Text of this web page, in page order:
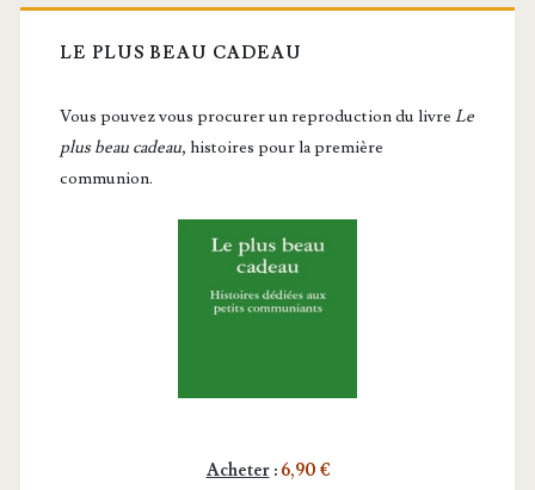
LE PLUS BEAU CADEAU
Vous pou­vez vous pro­cu­rer un repro­duc­tion du livre Le
plus beau cadeau, histoires pour la première
communion.
Acheter: 6,90 €